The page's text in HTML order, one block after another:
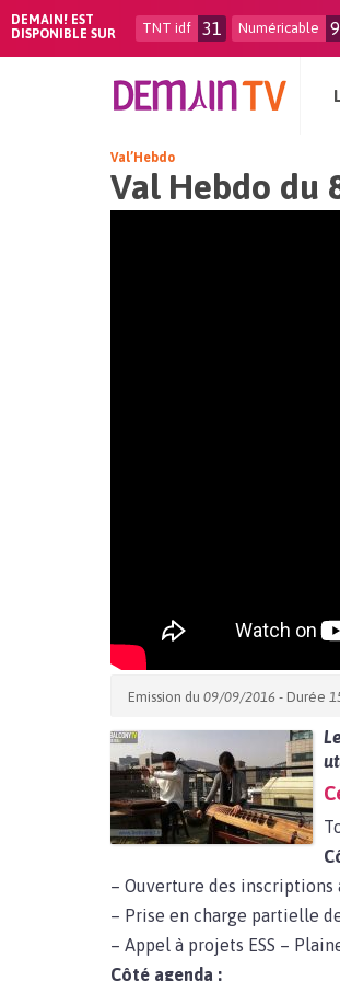
DEMAIN! EST
DISPONIBLE SUR
TNT idf 31 Numéricable
Val’Hebdo
Val Hebdo du
Emission du 09/09/2016 - Durée
– Ouverture des inscriptions
– Prise en charge partielle
– Appel à projets ESS –
Côté agenda :